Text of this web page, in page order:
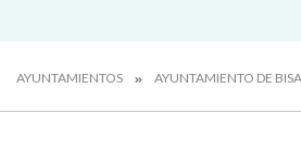
AYUNTAMIENTOS AYUNTAMIENTO DE